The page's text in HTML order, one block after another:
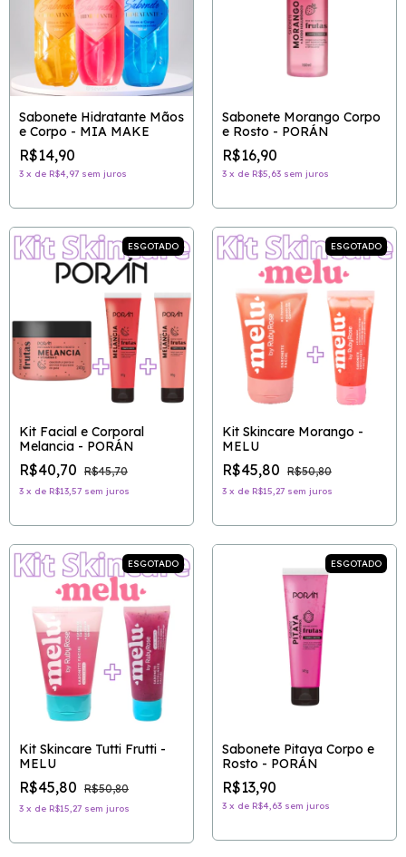
Sabonete Hidratante Mãos
e Corpo - MIA MAKE
R$14,90
3 x de R$4,97 sem juros
Sabonete Morango Corpo
e Rosto - PORÁN
R$16,90
3 x de R$5,63 sem juros
ESGOTADO
Kit Facial e Corporal
Melancia - PORÁN
R$40,70 R$45,70
3 x de R$13,57 sem juros
ESGOTADO
Kit Skincare Morango -
MELU
R$45,80 R$50,80
3 x de R$15,27 sem juros
ESGOTADO
Kit Skincare Tutti Frutti -
MELU
R$45,80 R$50,80
3 x de R$15,27 sem juros
ESGOTADO
Sabonete Pitaya Corpo e
Rosto - PORÁN
R$13,90
3 x de R$4,63 sem juros